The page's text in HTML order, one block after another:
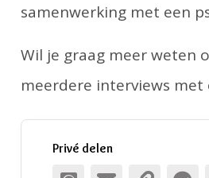
samenwerking met een
Wil je graag meer weten
meerdere interviews met
Privé delen